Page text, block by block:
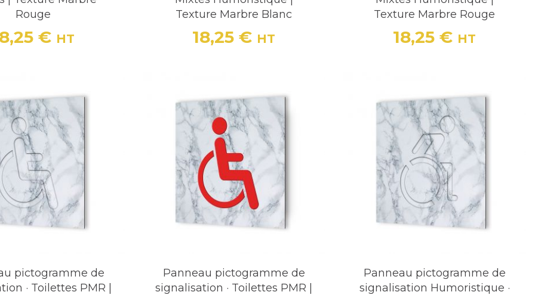
Rouge
Prix
€ HT
Texture Marbre Blanc
Prix
18,25 € HT
Texture Marbre Rouge
Prix
18,25 € HT
pictogramme de
· Toilettes PMR |
Panneau pictogramme de
signalisation · Toilettes PMR |
Panneau pictogramme de
signalisation Humoristique ·